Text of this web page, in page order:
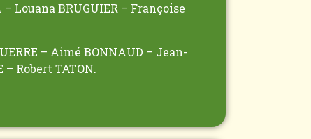
Louana BRUGUIER – Françoise
– Aimé BONNAUD – Jean-
– Robert TATON.